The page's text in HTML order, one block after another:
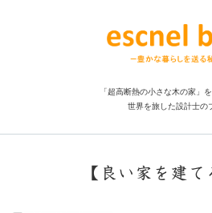
「超高断熱の小さな木の家」
世界を旅した設計士の
【良い家を建て